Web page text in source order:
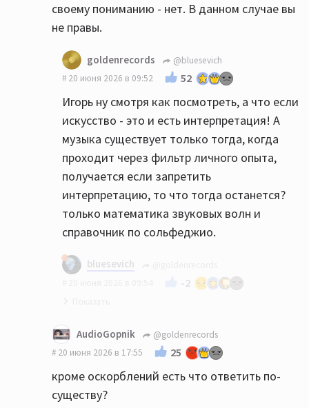
своему пониманию - нет. В данном случае вы
не правы.
goldenrecords
@bluesevich
20 июня 2026 в 09:52
52
Игорь ну смотря как посмотреть, а что если
искусство - это и есть интерпретация! А
музыка существует только тогда, когда
проходит через фильтр личного опыта,
получается если запретить
интерпретацию, то что тогда останется?
только математика звуковых волн и
справочник по сольфеджио.
bluesevich
-2
спорили о причинах, а сейчас вы говорите
о способе.
AudioGopnik
@goldenrecords
20 июня 2026 в 17:55
25
кроме оскорблений есть что ответить по-
существу?